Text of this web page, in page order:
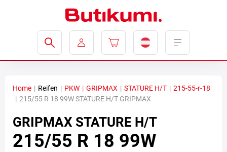
Home | Reifen | PKW | GRIPMAX | STATURE H/T | 215-55-r-18
| 215/55 R 18 99W STATURE H/T GRIPMAX
GRIPMAX STATURE H/T
215/55 R 18 99W